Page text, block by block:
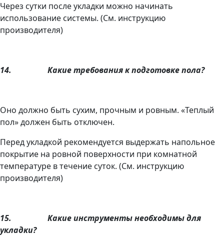
Через сутки после укладки можно начинать
использование системы. (См. инструкцию
производителя)
14. Какие требования к подготовке пола?
Оно должно быть сухим, прочным и ровным. «Теплый
пол» должен быть отключен.
Перед укладкой рекомендуется выдержать напольное
покрытие на ровной поверхности при комнатной
температуре в течение суток. (См. инструкцию
производителя)
15. Какие инструменты необходимы для
укладки?